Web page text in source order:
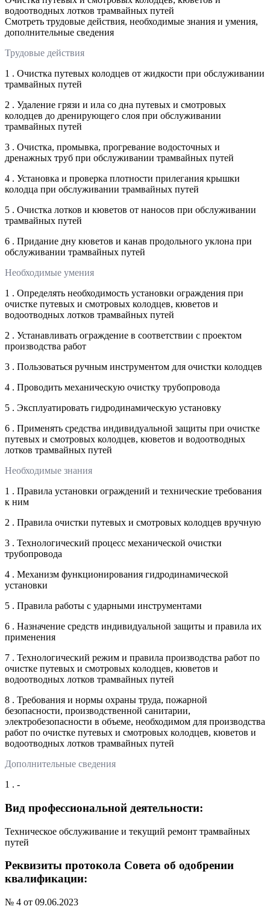
водоотводных лотков трамвайных путей
Смотреть трудовые действия, необходимые знания и умения,
дополнительные сведения
Трудовые действия
1 . Очистка путевых колодцев от жидкости при обслуживании
трамвайных путей
2 . Удаление грязи и ила со дна путевых и смотровых
колодцев до дренирующего слоя при обслуживании
трамвайных путей
3 . Очистка, промывка, прогревание водосточных и
дренажных труб при обслуживании трамвайных путей
4 . Установка и проверка плотности прилегания крышки
колодца при обслуживании трамвайных путей
5 . Очистка лотков и кюветов от наносов при обслуживании
трамвайных путей
6 . Придание дну кюветов и канав продольного уклона при
обслуживании трамвайных путей
Необходимые умения
1 . Определять необходимость установки ограждения при
очистке путевых и смотровых колодцев, кюветов и
водоотводных лотков трамвайных путей
2 . Устанавливать ограждение в соответствии с проектом
производства работ
3 . Пользоваться ручным инструментом для очистки колодцев
4 . Проводить механическую очистку трубопровода
5 . Эксплуатировать гидродинамическую установку
6 . Применять средства индивидуальной защиты при очистке
путевых и смотровых колодцев, кюветов и водоотводных
лотков трамвайных путей
Необходимые знания
1 . Правила установки ограждений и технические требования
к ним
2 . Правила очистки путевых и смотровых колодцев вручную
3 . Технологический процесс механической очистки
трубопровода
4 . Механизм функционирования гидродинамической
установки
5 . Правила работы с ударными инструментами
6 . Назначение средств индивидуальной защиты и правила их
применения
7 . Технологический режим и правила производства работ по
очистке путевых и смотровых колодцев, кюветов и
водоотводных лотков трамвайных путей
8 . Требования и нормы охраны труда, пожарной
безопасности, производственной санитарии,
электробезопасности в объеме, необходимом для производства
работ по очистке путевых и смотровых колодцев, кюветов и
водоотводных лотков трамвайных путей
Дополнительные сведения
1 . -
Вид профессиональной деятельности:
Техническое обслуживание и текущий ремонт трамвайных
путей
Реквизиты протокола Совета об одобрении
квалификации:
№ 4 от 09.06.2023